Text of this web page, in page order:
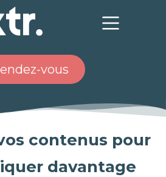
vous
contenus pour
davantage